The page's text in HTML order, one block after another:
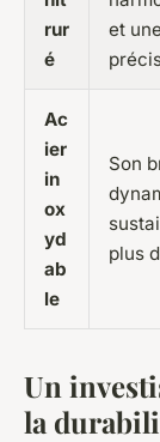
rur
é
et
Ac
ier
in
ox
yd
ab
le
Son
plus
Un
la